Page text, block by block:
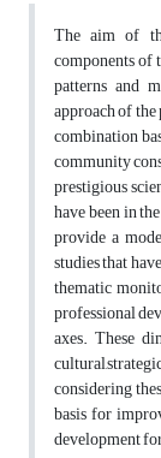
The aim of
components of
patterns and
approach of
combination
community
prestigious
have been in
provide a
studies that
thematic
professional
axes. These
considering
basis for
development